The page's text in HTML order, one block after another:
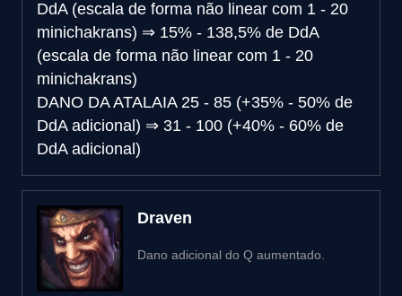
DdA (escala de forma não linear com 1 - 20
minichakrans) ⇒ 15% - 138,5% de DdA
(escala de forma não linear com 1 - 20
minichakrans)
DANO DA ATALAIA 25 - 85 (+35% - 50% de
DdA adicional) ⇒ 31 - 100 (+40% - 60% de
DdA adicional)
Draven
Dano adicional do Q aumentado.